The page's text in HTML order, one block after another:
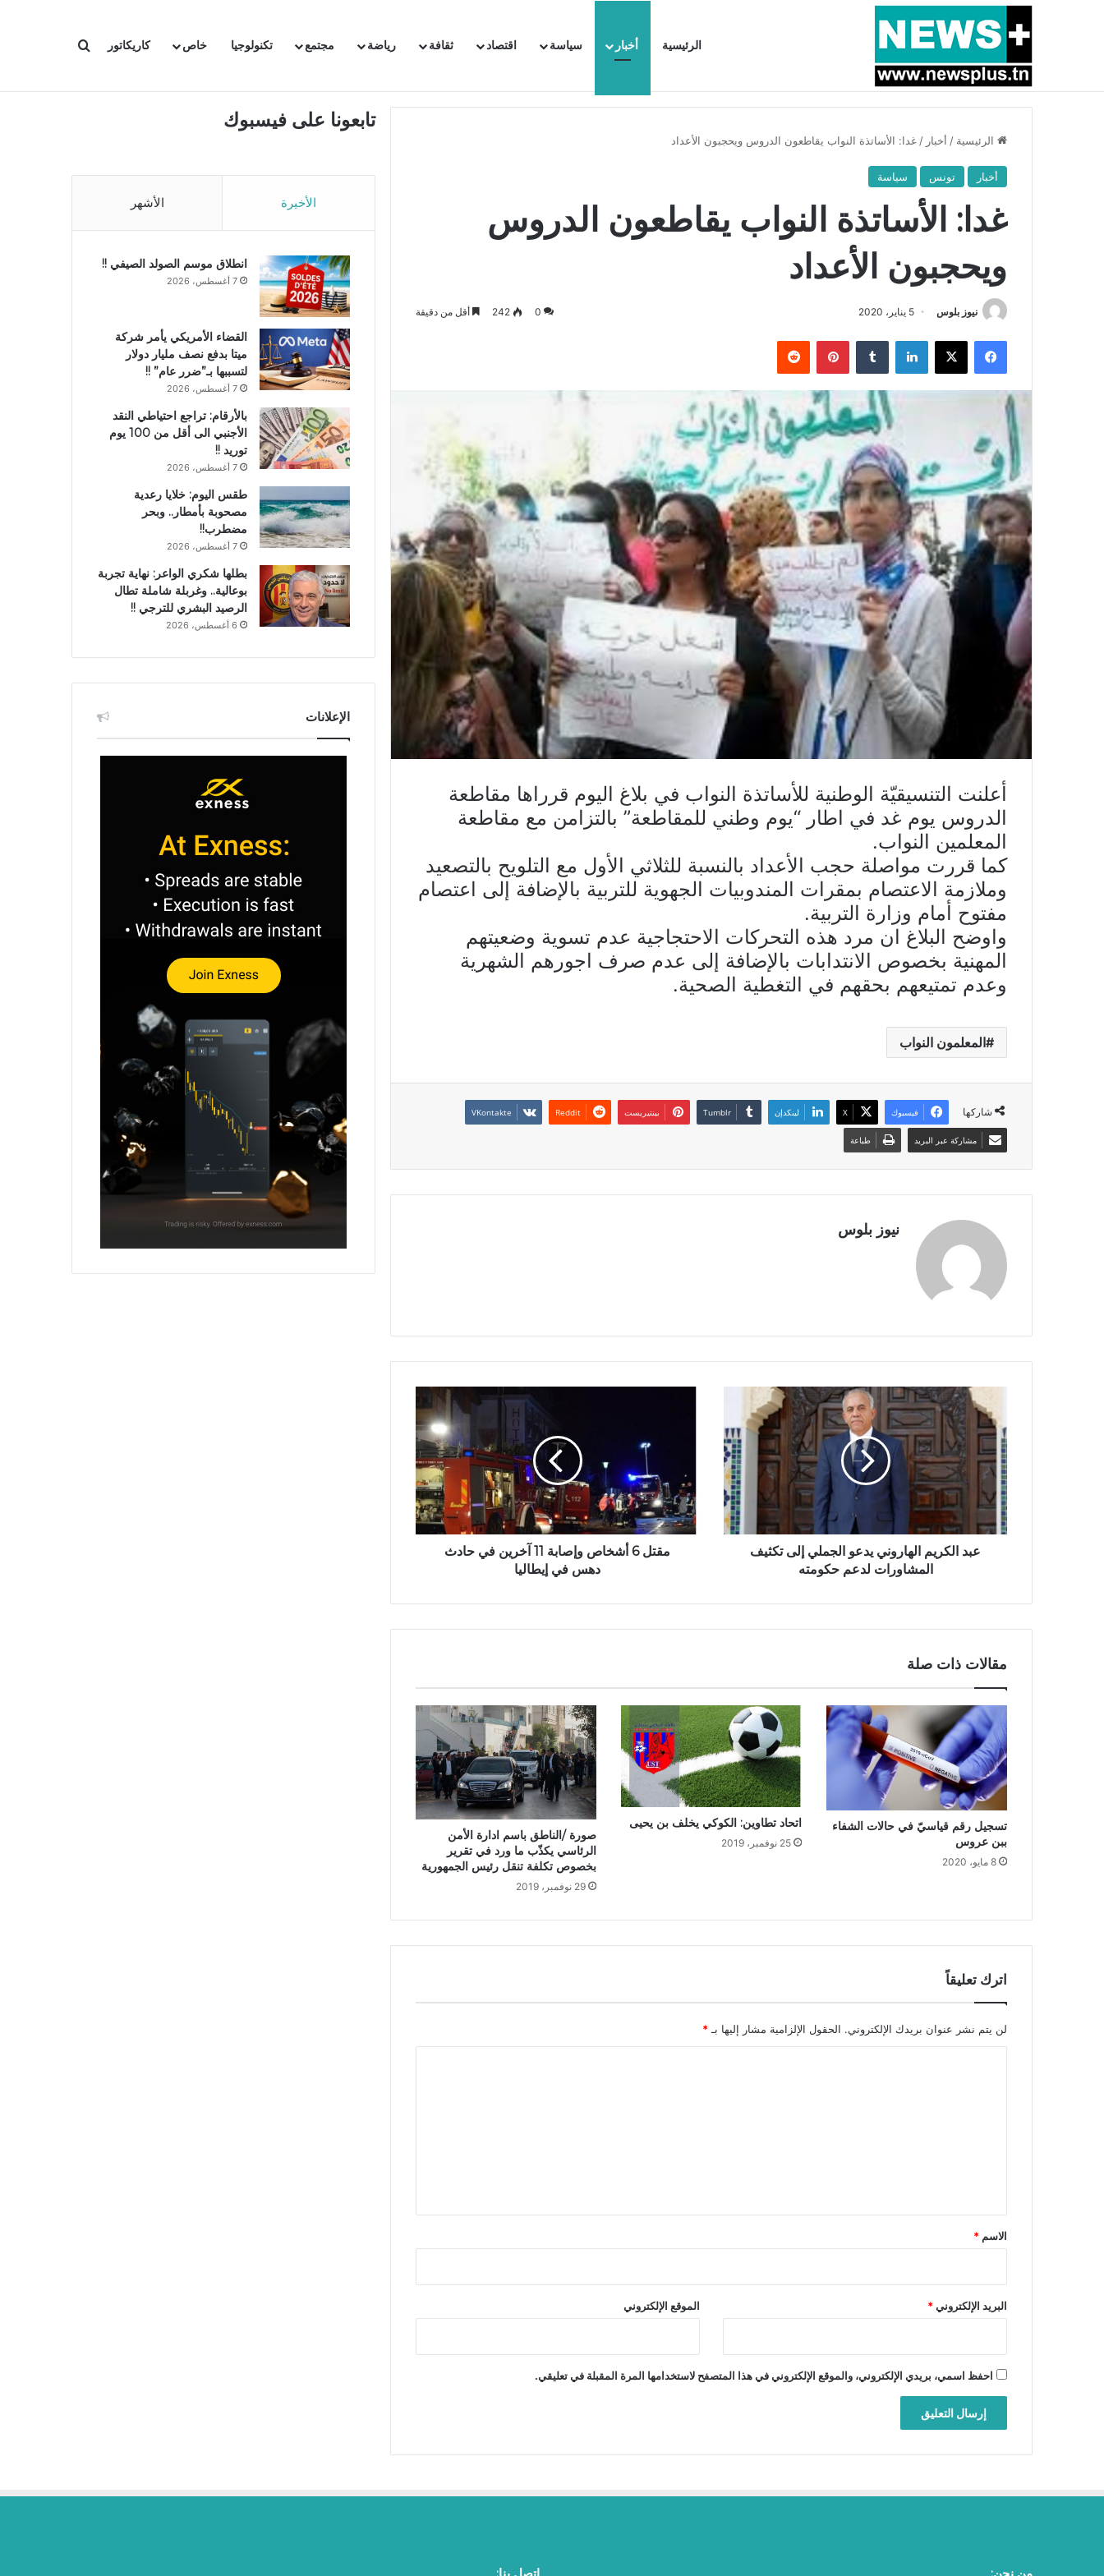
الرئيسية أخبار سياسة اقتصاد ثقافة رياضة مجتمع تكنولوجيا خاص كاريكاتور بحث عن
أخبار عاجلة بسبب المرزوقي وبتكليف من سعيّد: الخارجية تستدعي السفيرة الفرنسية بتونس وتبلغها احتجاجا شديد اللهجة !!
الرئيسية / أخبار / غدا: الأساتذة النواب يقاطعون الدروس ويحجبون الأعداد
أخبار تونس سياسة
غدا: الأساتذة النواب يقاطعون الدروس
ويحجبون الأعداد
نيوز بلوس 5 يناير، 2020 0
242 أقل من دقيقة
فيسبوك X لينكدإن بينتيريست
أعلنت التنسيقيّة الوطنية للأساتذة النواب في بلاغ اليوم قرراها مقاطعة
الدروس يوم غد في اطار “يوم وطني للمقاطعة” بالتزامن مع مقاطعة
المعلمين النواب.
كما قررت مواصلة حجب الأعداد بالنسبة للثلاثي الأول مع التلويح بالتصعيد
وملازمة الاعتصام بمقرات المندوبيات الجهوية للتربية بالإضافة إلى اعتصام
مفتوح أمام وزارة التربية.
واوضح البلاغ ان مرد هذه التحركات الاحتجاجية عدم تسوية وضعيتهم
المهنية بخصوص الانتدابات بالإضافة إلى عدم صرف اجورهم الشهرية
وعدم تمتيعهم بحقهم في التغطية الصحية.
المعلمون النواب
شاركها فيسبوك X لينكدإن بينتيريست
مشاركة عبر البريد طباعة
نيوز بلوس
عبد الكريم الهاروني يدعو الجملي إلى تكثيف
المشاورات لدعم حكومته
مقتل 6 أشخاص وإصابة 11 آخرين في حادث
دهس في إيطاليا
مقالات ذات صلة
تسجيل رقم قياسيّ في حالات الشفاء
ببن عروس
8 مايو، 2020
اتحاد تطاوين: الكوكي يخلف بن يحيى
25 نوفمبر، 2019
صورة /الناطق باسم ادارة الأمن
الرئاسي يكذّب ما ورد في تقرير
بخصوص تكلفة تنقل رئيس الجمهورية
29 نوفمبر، 2019
اترك تعليقاً
لن يتم نشر عنوان بريدك الإلكتروني. الحقول الإلزامية مشار إليها بـ *
*
الاسم *
البريد الإلكتروني* الموقع الإلكتروني
احفظ اسمي، بريدي الإلكتروني، والموقع الإلكتروني في هذا المتصفح لاستخدامها المرة المقبلة في تعليقي.
تابعونا على فيسبوك
الأخيرة الأشهر
انطلاق موسم الصولد الصيفي !!
7 أغسطس، 2026
القضاء الأمريكي يأمر شركة
ميتا بدفع نصف مليار دولار
لتسببها بـ”ضرر عام” !!
7 أغسطس، 2026
بالأرقام: تراجع احتياطي النقد
الأجنبي الى أقل من 100 يوم
توريد !!
7 أغسطس، 2026
طقس اليوم: خلايا رعدية
مصحوبة بأمطار.. وبحر
مضطرب!!
7 أغسطس، 2026
بطلها شكري الواعر: نهاية تجربة
بوعالية.. وغربلة شاملة تطال
الرصيد البشري للترجي !!
6 أغسطس، 2026
الإعلانات